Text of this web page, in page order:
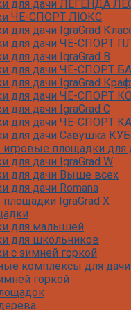
для дачи ЛЕГЕНДА
ЧЕ-СПОРТ ЛЮКС
для дачи IgraGrad
для дачи ЧЕ-СПОРТ
для дачи IgraGrad B
для дачи ЧЕ-СПОРТ
для дачи IgraGrad
для дачи ЧЕ-СПОРТ
для дачи IgraGrad С
для дачи ЧЕ-СПОРТ
для дачи Савушка КУБ
площадки для
для дачи IgraGrad W
для дачи Выше всех
для дачи Romana
IgraGrad X
для дачи ЛЕГЕНДА
Савушка 4 Сезона
Савушка Мастер
Савушка Мастер
Савушка Мастер 4
Савушка Мастер
Савушка ХИТ
IgraGrad Игруня
для малышей
для школьников
с зимней горкой
комплексы для дачи
горкой